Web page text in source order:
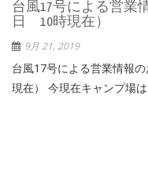
台風17号による営業
日 10時現在）
9月 21, 2019
台風17号による営業情
現在） 今現在キャンプ場